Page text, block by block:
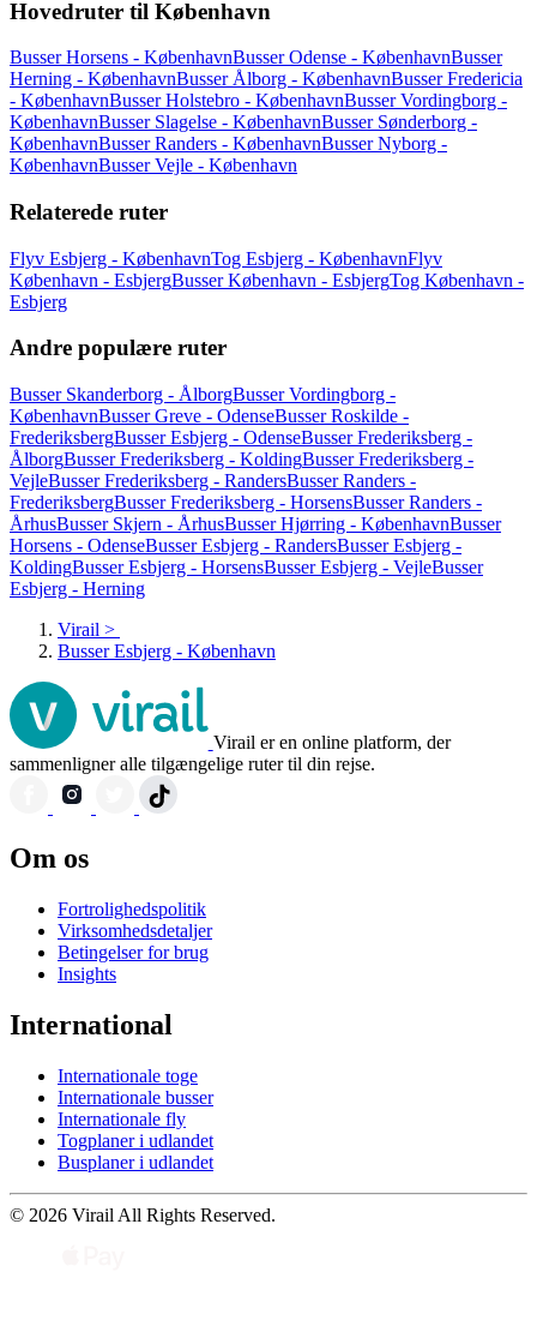
Hovedruter til København
Busser Horsens - KøbenhavnBusser Odense - KøbenhavnBusser
Herning - KøbenhavnBusser Ålborg - KøbenhavnBusser Fredericia
- KøbenhavnBusser Holstebro - KøbenhavnBusser Vordingborg -
KøbenhavnBusser Slagelse - KøbenhavnBusser Sønderborg -
KøbenhavnBusser Randers - KøbenhavnBusser Nyborg -
KøbenhavnBusser Vejle - København
Relaterede ruter
Flyv Esbjerg - KøbenhavnTog Esbjerg - KøbenhavnFlyv
København - EsbjergBusser København - EsbjergTog København -
Esbjerg
Andre populære ruter
Busser Skanderborg - ÅlborgBusser Vordingborg -
KøbenhavnBusser Greve - OdenseBusser Roskilde -
FrederiksbergBusser Esbjerg - OdenseBusser Frederiksberg -
ÅlborgBusser Frederiksberg - KoldingBusser Frederiksberg -
VejleBusser Frederiksberg - RandersBusser Randers -
FrederiksbergBusser Frederiksberg - HorsensBusser Randers -
ÅrhusBusser Skjern - ÅrhusBusser Hjørring - KøbenhavnBusser
Horsens - OdenseBusser Esbjerg - RandersBusser Esbjerg -
KoldingBusser Esbjerg - HorsensBusser Esbjerg - VejleBusser
Esbjerg - Herning
Virail >
Busser Esbjerg - København
Virail er en online platform, der
sammenligner alle tilgængelige ruter til din rejse.
Om os
Fortrolighedspolitik
Virksomhedsdetaljer
Betingelser for brug
Insights
International
Internationale toge
Internationale busser
Internationale fly
Togplaner i udlandet
Busplaner i udlandet
© 2026 Virail All Rights Reserved.